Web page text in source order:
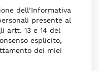
dell’Informativa
presente al
artt. 13 e 14 del
esplicito,
dei miei